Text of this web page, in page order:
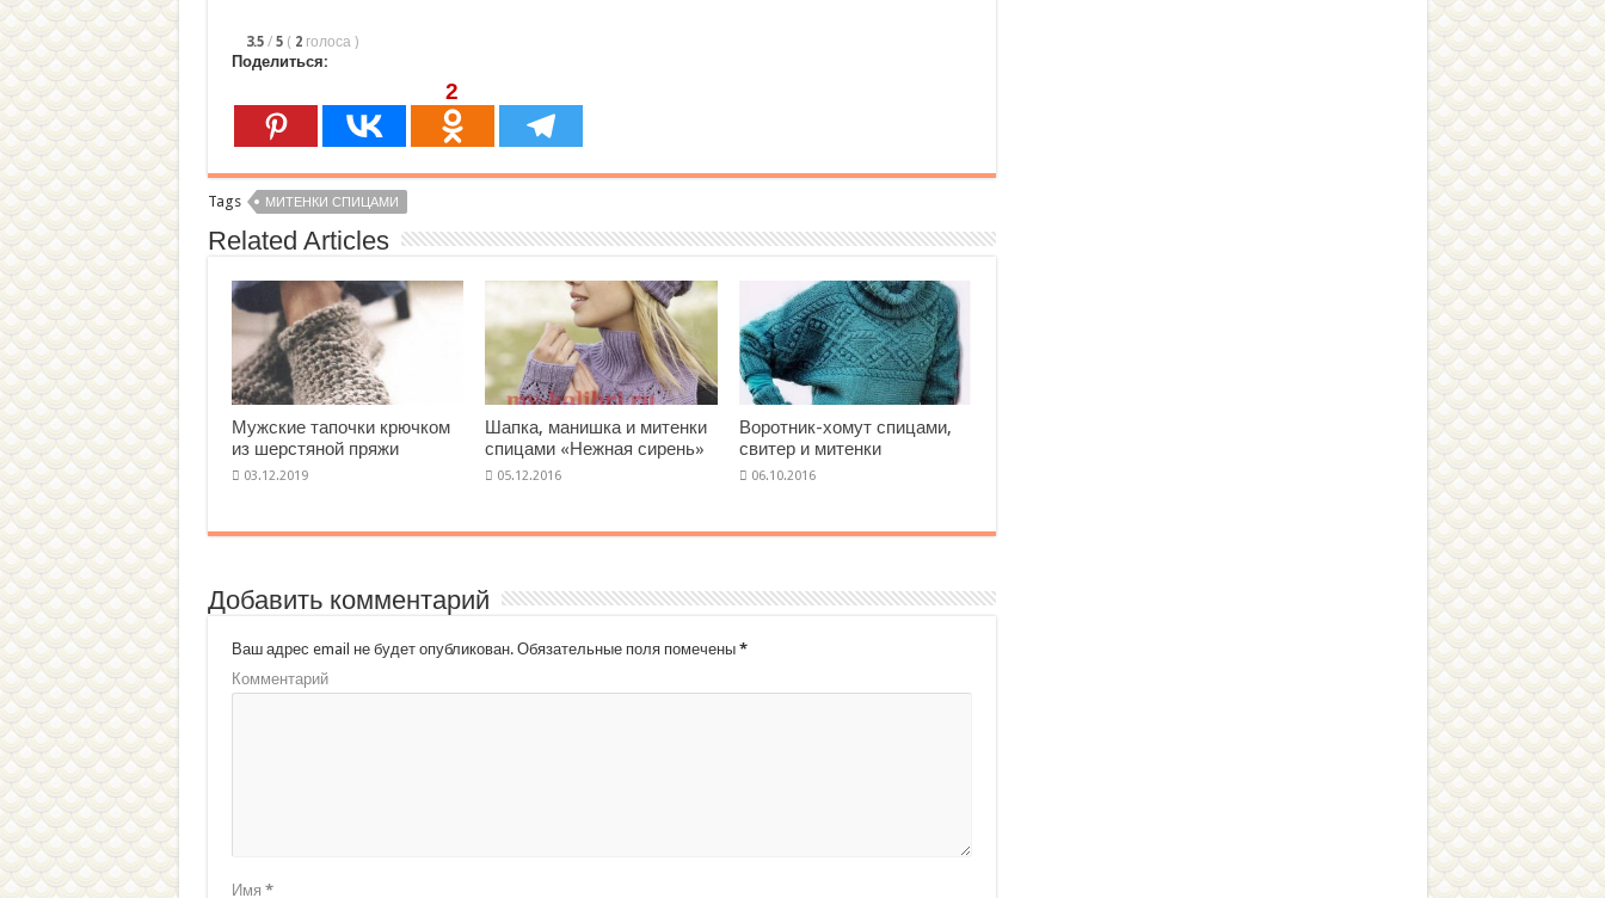
3.5 / 5 ( 2 голоса )
Поделиться:
2
Tags МИТЕНКИ СПИЦАМИ
Related Articles
Мужские тапочки крючком
из шерстяной пряжи
Шапка, манишка и митенки
спицами «Нежная сирень»
Воротник-хомут спицами,
свитер и митенки
Добавить комментарий
Ваш адрес email не будет опубликован.Обязательные поля помечены *
Комментарий
Имя *